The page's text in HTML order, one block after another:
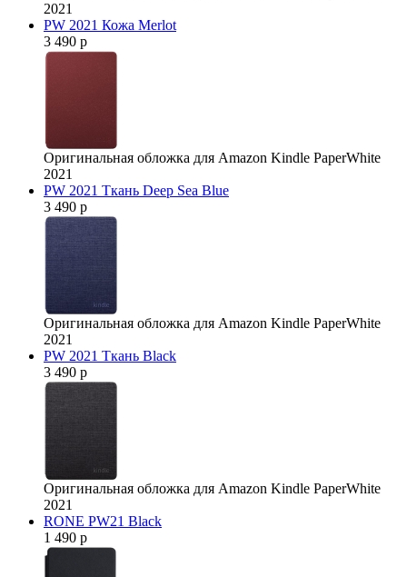
2021
PW 2021 Кожа Merlot
3 490 р
Оригинальная обложка для Amazon Kindle PaperWhite
2021
PW 2021 Ткань Deep Sea Blue
3 490 р
Оригинальная обложка для Amazon Kindle PaperWhite
2021
PW 2021 Ткань Black
3 490 р
Оригинальная обложка для Amazon Kindle PaperWhite
2021
RONE PW21 Black
1 490 р